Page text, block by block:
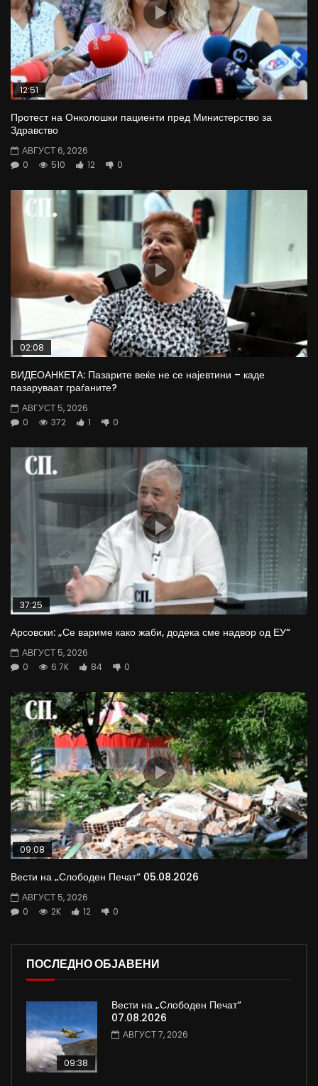
12:51
Протест на Онколошки пациенти пред Министерство за
Здравство
АВГУСТ 6, 2026
0
510 12 0
02:08
ВИДЕОАНКЕТА: Пазарите веќе не се најевтини – каде
пазаруваат граѓаните?
АВГУСТ 5, 2026
0
372 1 0
37:25
Арсовски: „Се вариме како жаби, додека сме надвор од ЕУ“
АВГУСТ 5, 2026
0
6.7K 84 0
09:08
Вести на „Слободен Печат“ 05.08.2026
АВГУСТ 5, 2026
0
2K 12 0
ПОСЛЕДНО ОБЈАВЕНИ
09:38
Вести на „Слободен Печат“
07.08.2026
АВГУСТ 7, 2026